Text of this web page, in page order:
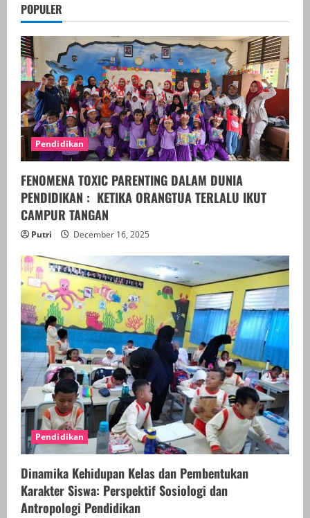
POPULER
Pendidikan
FENOMENA TOXIC PARENTING DALAM DUNIA
PENDIDIKAN : KETIKA ORANGTUA TERLALU IKUT
CAMPUR TANGAN
Putri December 16, 2025
Pendidikan
Dinamika Kehidupan Kelas dan Pembentukan
Karakter Siswa: Perspektif Sosiologi dan
Antropologi Pendidikan